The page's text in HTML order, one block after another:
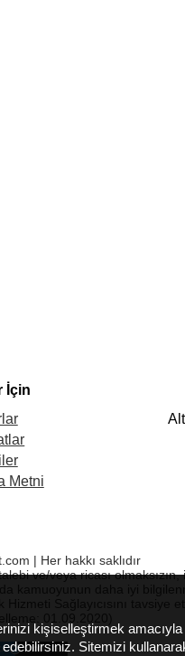
kişiselleştirmek
edebilirsiniz. Sitemizi
İçin
Metni
| Her hakkı saklıdır
ve/veya ricası olmaksızın,